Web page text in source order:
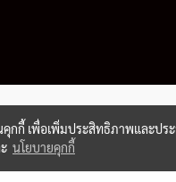
คุกกี้ เพื่อเพิ่มประสิทธิภาพและป
นโยบายคุกกี้